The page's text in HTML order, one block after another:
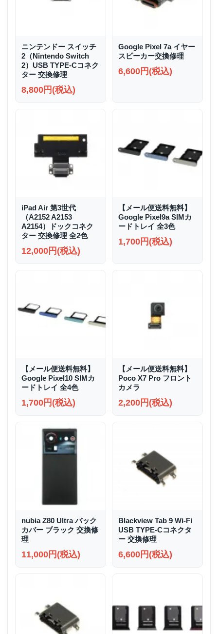
ニンテンドー スイッチ
2（Nintendo Switch
2）USB TYPE-Cコネク
ター 交換修理
8,800円(税込)
Google Pixel 7a イヤー
スピーカー交換修理
6,600円(税込)
iPad Air 第3世代
（A2152 A2153
A2154）ドックコネク
ター 交換修理 全2色
12,000円(税込)
【メール便送料無料】
Google Pixel9a SIMカ
ードトレイ 全3色
1,700円(税込)
【メール便送料無料】
Google Pixel10 SIMカ
ードトレイ 全4色
1,700円(税込)
【メール便送料無料】
Poco X7 Pro フロント
カメラ
2,200円(税込)
nubia Z80 Ultra バック
カバー ブラック 交換修
理
11,000円(税込)
Blackview Tab 9 Wi-Fi
USB TYPE-Cコネクタ
ー 交換修理
6,600円(税込)